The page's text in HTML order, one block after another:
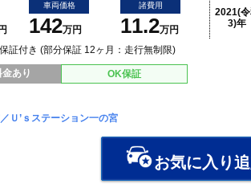
車両価格
142万円
諸費用
11.2万円
2021(令
3)年
証付き (部分保証 12ヶ月：走行無制限)
あり OK保証
Ｕ’ｓステーション一の宮
お気に入り